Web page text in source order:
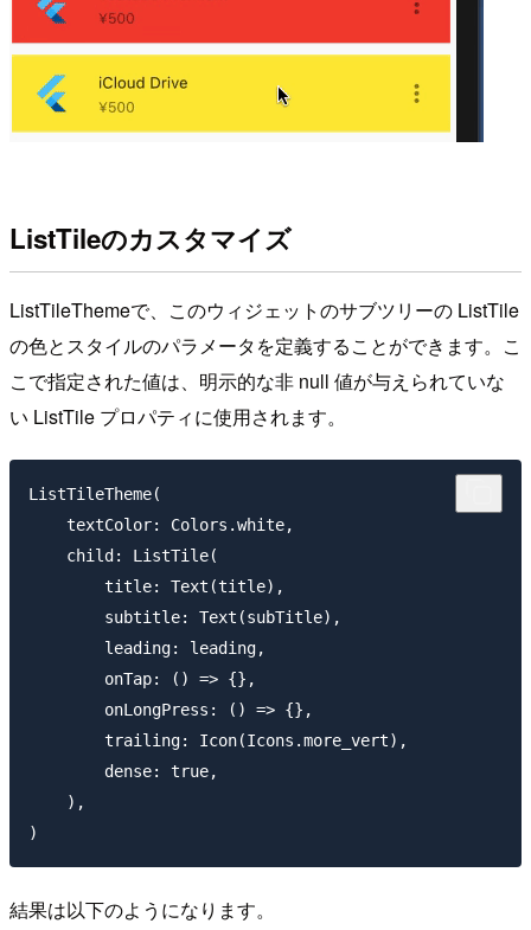
ListTileのカスタマイズ
ListTileThemeで、このウィジェットのサブツリーの ListTile
の色とスタイルのパラメータを定義することができます。こ
こで指定された値は、明示的な非 null 値が与えられていな
い ListTile プロパティに使用されます。
ListTileTheme(
    textColor: Colors.white,
    child: ListTile(
        title: Text(title),
        subtitle: Text(subTitle),
        leading: leading,
        onTap: () => {},
        onLongPress: () => {},
        trailing: Icon(Icons.more_vert),
        dense: true,
    ),
結果は以下のようになります。